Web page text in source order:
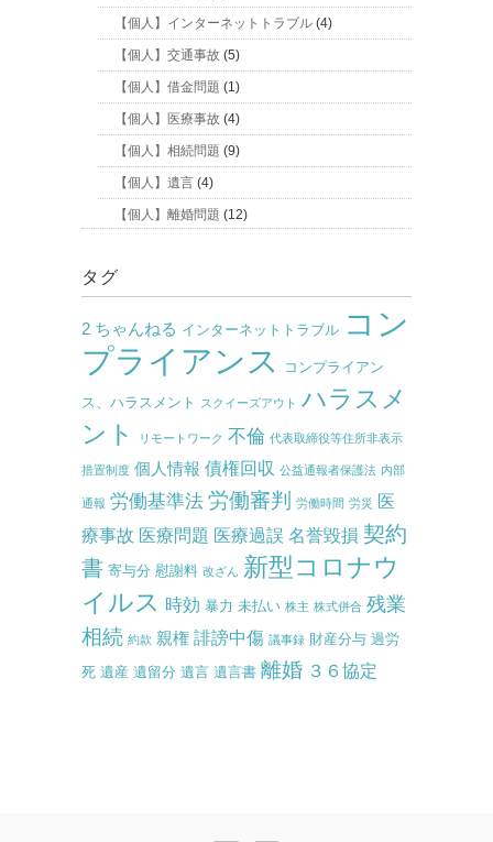
【個人】インターネットトラブル (4)
【個人】交通事故 (5)
【個人】借金問題 (1)
【個人】医療事故 (4)
【個人】相続問題 (9)
【個人】遺言 (4)
【個人】離婚問題 (12)
タグ
2 ちゃんねる インターネットトラブル コン
プライアンス
コンプライアン
ス、ハラスメント スクイーズアウト ハラスメ
ント
リモートワーク 不倫 代表取締役等住所非表示
措置制度 個人情報 債権回収 公益通報者保護法 内部
通報 労働基準法 労働審判 労働時間 労災
医
療事故 医療問題 医療過誤 名誉毀損 契約
書 寄与分 慰謝料 改ざん 新型コロナウ
イルス 時効 暴力 未払い 株主 株式併合 残業
相続 約款 親権 誹謗中傷 議事録 財産分与 過労
死 遺産 遺留分 遺言 遺言書 離婚 ３６協定